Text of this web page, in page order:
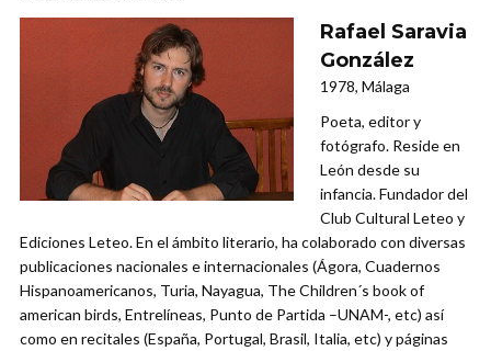
Rafael Saravia
González
1978, Málaga
Poeta, editor y
fotógrafo. Reside en
León desde su
infancia. Fundador del
Club Cultural Leteo y
Ediciones Leteo. En el ámbito literario, ha colaborado con diversas
publicaciones nacionales e internacionales (Ágora, Cuadernos
Hispanoamericanos, Turia, Nayagua, The Children´s book of
american birds, Entrelíneas, Punto de Partida –UNAM-, etc) así
como en recitales (España, Portugal, Brasil, Italia, etc) y páginas